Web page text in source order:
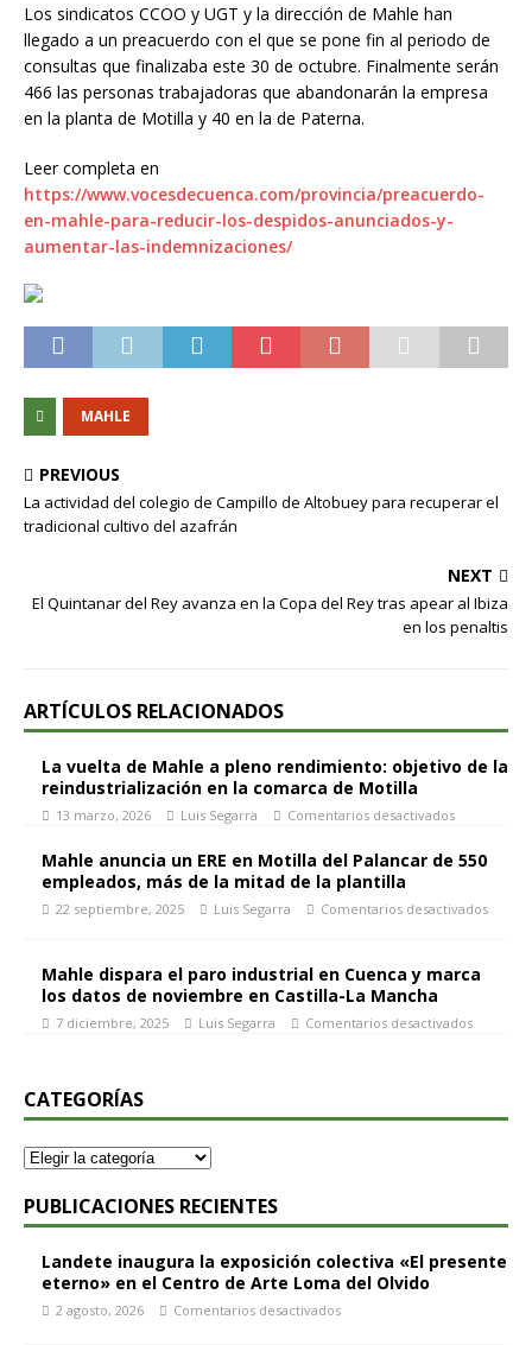
Los sindicatos CCOO y UGT y la dirección de Mahle han
llegado a un preacuerdo con el que se pone fin al periodo de
consultas que finalizaba este 30 de octubre. Finalmente serán
466 las personas trabajadoras que abandonarán la empresa
en la planta de Motilla y 40 en la de Paterna.
Leer completa en
https://www.vocesdecuenca.com/provincia/preacuerdo-
en-mahle-para-reducir-los-despidos-anunciados-y-
aumentar-las-indemnizaciones/
MAHLE
PREVIOUS
La actividad del colegio de Campillo de Altobuey para recuperar el
tradicional cultivo del azafrán
NEXT
El Quintanar del Rey avanza en la Copa del Rey tras apear al Ibiza
en los penaltis
ARTÍCULOS RELACIONADOS
La vuelta de Mahle a pleno rendimiento: objetivo de la
reindustrialización en la comarca de Motilla
13 marzo, 2026 Luis Segarra Comentarios desactivados
Mahle anuncia un ERE en Motilla del Palancar de 550
empleados, más de la mitad de la plantilla
22 septiembre, 2025 Luis Segarra Comentarios desactivados
Mahle dispara el paro industrial en Cuenca y marca
los datos de noviembre en Castilla-La Mancha
7 diciembre, 2025 Luis Segarra Comentarios desactivados
CATEGORÍAS
PUBLICACIONES RECIENTES
Landete inaugura la exposición colectiva «El presente
eterno» en el Centro de Arte Loma del Olvido
2 agosto, 2026 Comentarios desactivados